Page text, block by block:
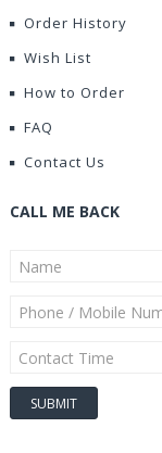
Order History
Wish List
How to Order
FAQ
Contact Us
CALL ME BACK